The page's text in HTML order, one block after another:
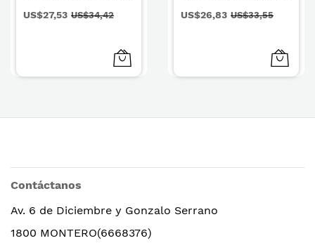
US$27,53 US$34,42 US$26,83 US$33,55
Contáctanos
Av. 6 de Diciembre y Gonzalo Serrano
1800 MONTERO(6668376)